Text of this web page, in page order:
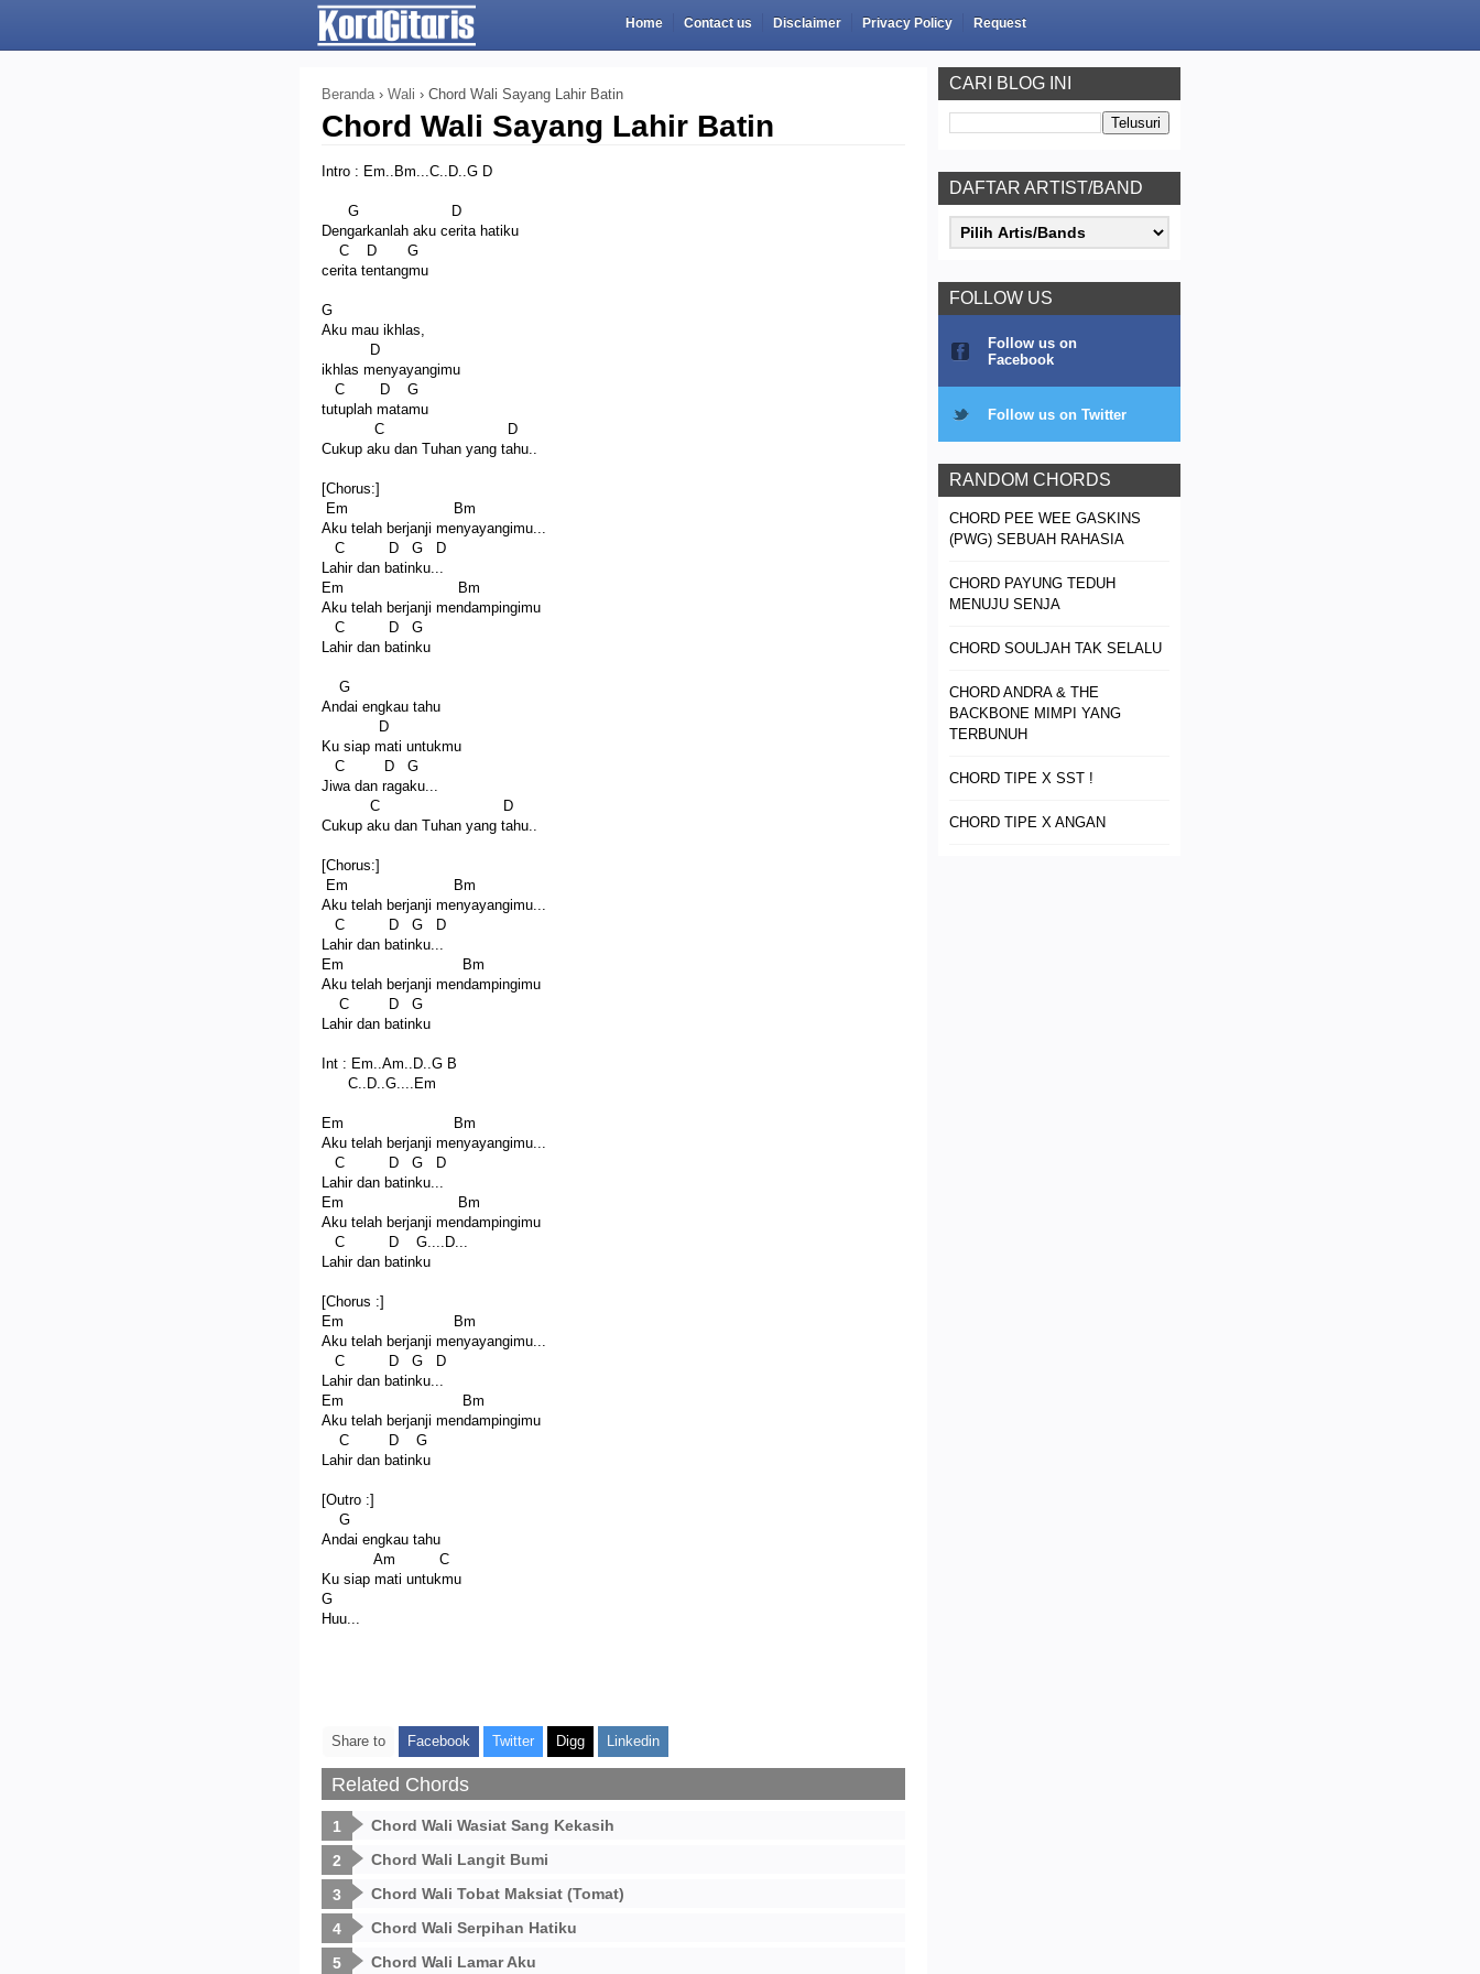
Home Contact us Disclaimer Privacy Policy Request
Beranda › Wali › Chord Wali Sayang Lahir Batin
Chord Wali Sayang Lahir Batin
Intro : Em..Bm...C..D..G D
G D
Dengarkanlah aku cerita hatiku
C D G
cerita tentangmu
G
Aku mau ikhlas,
D
ikhlas menyayangimu
C D G
tutuplah matamu
C D
Cukup aku dan Tuhan yang tahu..
[Chorus:]
Em Bm
Aku telah berjanji menyayangimu...
C D G D
Lahir dan batinku...
Em Bm
Aku telah berjanji mendampingimu
C D G
Lahir dan batinku
G
Andai engkau tahu
D
Ku siap mati untukmu
C D G
Jiwa dan ragaku...
C D
Cukup aku dan Tuhan yang tahu..
[Chorus:]
Em Bm
Aku telah berjanji menyayangimu...
C D G D
Lahir dan batinku...
Em Bm
Aku telah berjanji mendampingimu
C D G
Lahir dan batinku
Int : Em..Am..D..G B
C..D..G....Em
Em Bm
Aku telah berjanji menyayangimu...
C D G D
Lahir dan batinku...
Em Bm
Aku telah berjanji mendampingimu
C D G....D...
Lahir dan batinku
[Chorus :]
Em Bm
Aku telah berjanji menyayangimu...
C D G D
Lahir dan batinku...
Em Bm
Aku telah berjanji mendampingimu
C D G
Lahir dan batinku
[Outro :]
G
Andai engkau tahu
Am C
Ku siap mati untukmu
G
Huu...
Share to Facebook Twitter Digg Linkedin
Related Chords
Chord Wali Wasiat Sang Kekasih
Chord Wali Langit Bumi
Chord Wali Tobat Maksiat (Tomat)
Chord Wali Serpihan Hatiku
Chord Wali Lamar Aku
CARI BLOG INI
DAFTAR ARTIST/BAND
FOLLOW US
Follow us on
Facebook
Follow us on Twitter
RANDOM CHORDS
CHORD PEE WEE GASKINS
(PWG) SEBUAH RAHASIA
CHORD PAYUNG TEDUH
MENUJU SENJA
CHORD SOULJAH TAK SELALU
CHORD ANDRA & THE
BACKBONE MIMPI YANG
TERBUNUH
CHORD TIPE X SST !
CHORD TIPE X ANGAN